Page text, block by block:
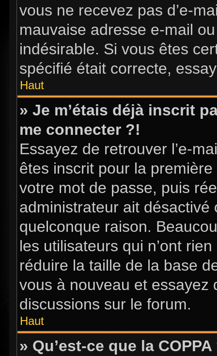
vous ne recevez pas d’e-
mauvaise adresse e-mail
indésirable. Si vous êtes
spécifié était correcte,
Haut
» Je m’étais déjà inscrit
me connecter ?!
Essayez de retrouver l’e-
êtes inscrit pour la
votre mot de passe, puis
administrateur ait
quelconque raison.
les utilisateurs qui n’ont
réduire la taille de la base
vous à nouveau et essayez
discussions sur le forum.
Haut
» Qu’est-ce que la COPPA